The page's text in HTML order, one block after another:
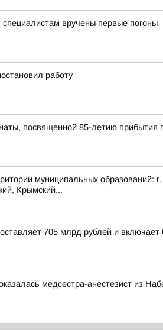
вручены первые погоны
работу
посвященной 85-летию прибытия
муниципальных образований: г.
Крымский...
705 млрд рублей и включает
медсестра-анестезист из